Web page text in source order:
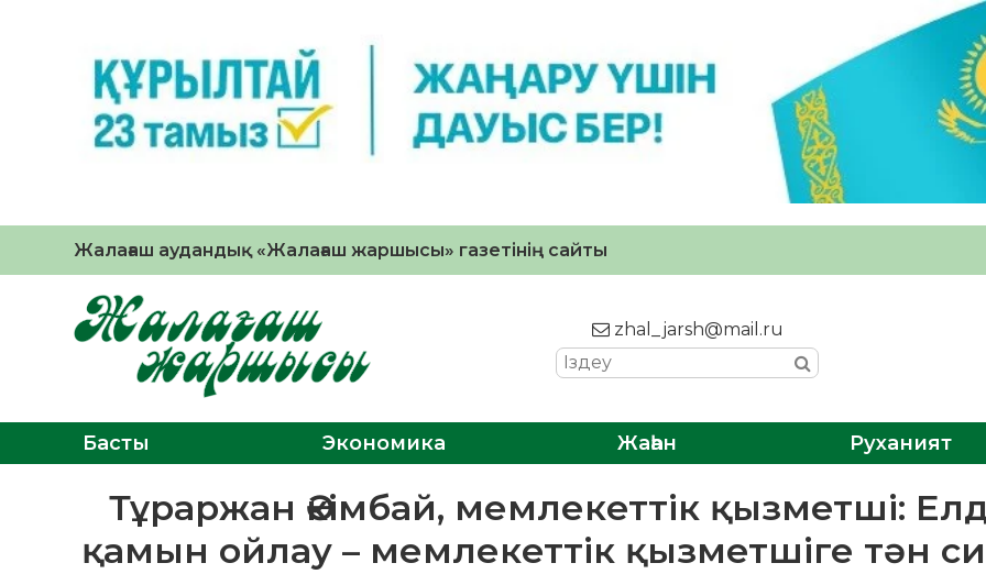
Жалағаш аудандық «Жалағаш жаршысы» газетінің сайты
zhal_jarsh@mail.ru
Басты Экономика Жаһан Руханият
Тұраржан Әкімбай, мемлекеттік қызметші:
қамын ойлау – мемлекеттік қызметшіге тән